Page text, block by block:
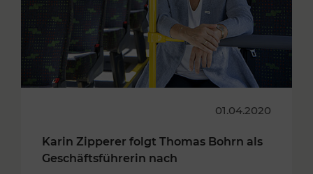
01.04.2020
Karin Zipperer folgt Thomas Bohrn als
Geschäftsführerin nach